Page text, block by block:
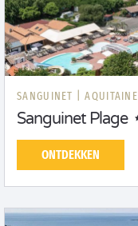
SANGUINET | AQUITAINE
Sanguinet Plage
ONTDEKKEN